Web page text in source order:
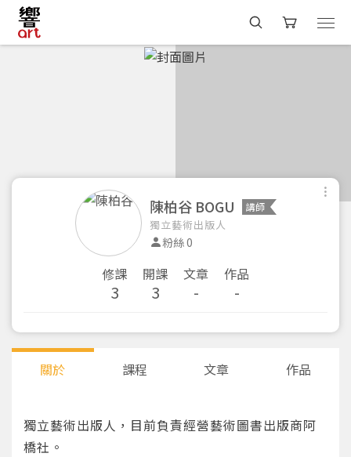
陳柏谷 BOGU 講師
獨立藝術出版人
粉絲 0
修課
3
開課
3
文章
-
作品
-
關於 課程 文章 作品
獨立藝術出版人，目前負責經營藝術圖書出版商阿
橋社。